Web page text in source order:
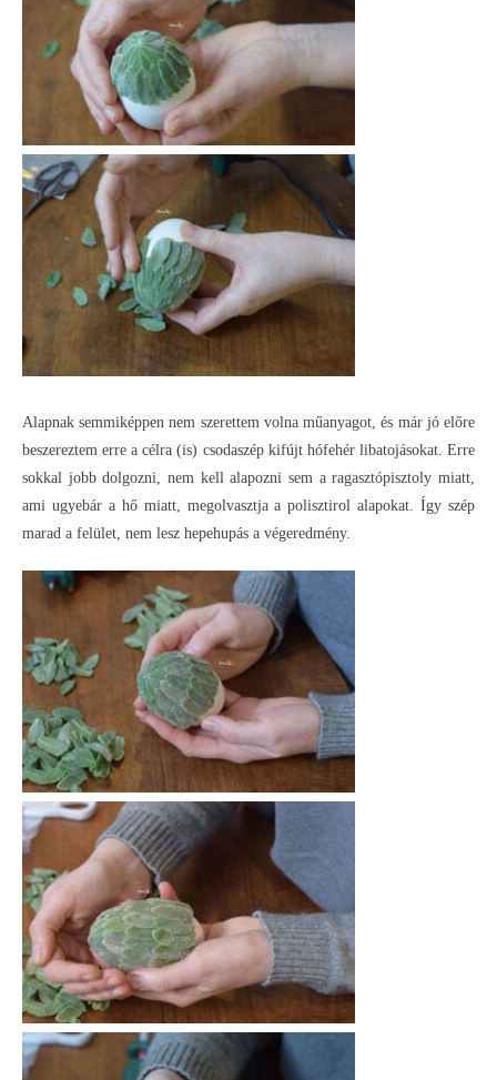
Alapnak semmiképpen nem szerettem volna műanyagot, és már jó előre
beszereztem erre a célra (is) csodaszép kifújt hófehér libatojásokat. Erre
sokkal jobb dolgozni, nem kell alapozni sem a ragasztópisztoly miatt,
ami ugyebár a hő miatt, megolvasztja a polisztirol alapokat. Így szép
marad a felület, nem lesz hepehupás a végeredmény.